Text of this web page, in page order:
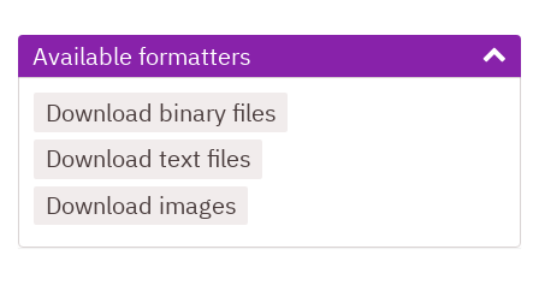
Available formatters
Download binary files
Download text files
Download images